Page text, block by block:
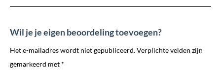
Wil je je eigen beoordeling toevoegen?
Het e-mailadres wordt niet gepubliceerd. Verplichte velden zijn
gemarkeerd met *